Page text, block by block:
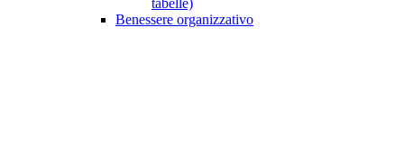
tabelle)
Benessere organizzativo